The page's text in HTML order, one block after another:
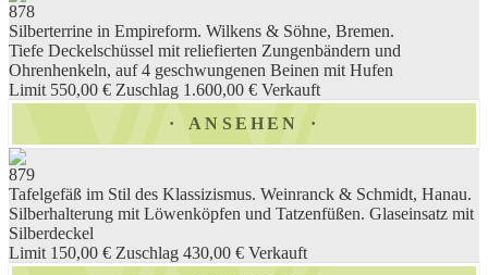
878
Silberterrine in Empireform. Wilkens & Söhne, Bremen.
Tiefe Deckelschüssel mit reliefierten Zungenbändern und
Ohrenhenkeln, auf 4 geschwungenen Beinen mit Hufen
Limit 550,00 € Zuschlag 1.600,00 € Verkauft
ANSEHEN
879
Tafelgefäß im Stil des Klassizismus. Weinranck & Schmidt, Hanau.
Silberhalterung mit Löwenköpfen und Tatzenfüßen. Glaseinsatz mit
Silberdeckel
Limit 150,00 € Zuschlag 430,00 € Verkauft